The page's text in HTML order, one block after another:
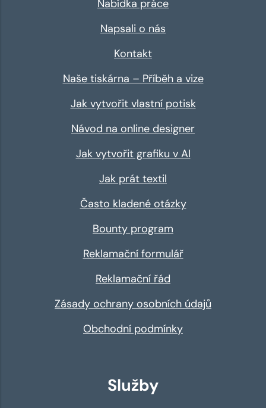
Nabídka práce
Napsali o nás
Kontakt
Naše tiskárna – Příběh a vize
Jak vytvořit vlastní potisk
Návod na online designer
Jak vytvořit grafiku v AI
Jak prát textil
Často kladené otázky
Bounty program
Reklamační formulář
Reklamační řád
Zásady ochrany osobních údajů
Obchodní podmínky
Služby